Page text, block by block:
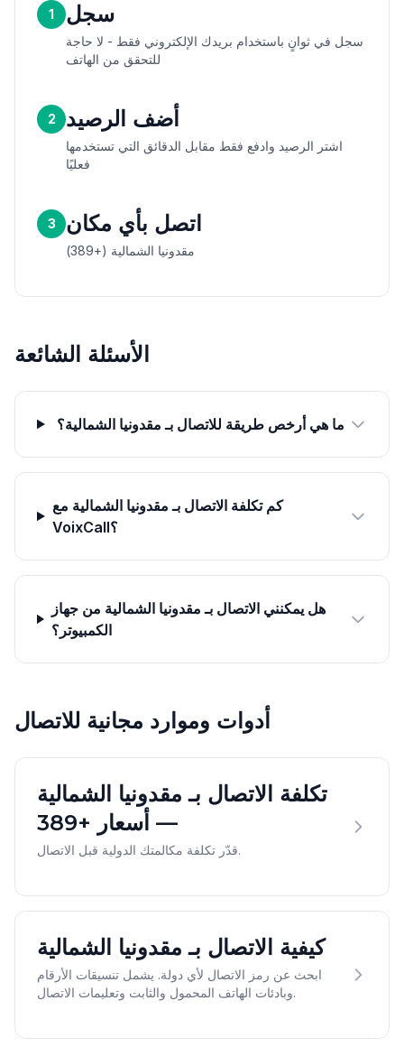
1 سجل
سجل في ثوانٍ باستخدام بريدك الإلكتروني فقط - لا حاجة
للتحقق من الهاتف
2 أضف الرصيد
اشتر الرصيد وادفع فقط مقابل الدقائق التي تستخدمها
فعليًا
3 اتصل بأي مكان
مقدونيا الشمالية (+389)
الأسئلة الشائعة
ما هي أرخص طريقة للاتصال بـ مقدونيا الشمالية؟
كم تكلفة الاتصال بـ مقدونيا الشمالية مع
VoixCall؟
هل يمكنني الاتصال بـ مقدونيا الشمالية من جهاز
الكمبيوتر؟
أدوات وموارد مجانية للاتصال
تكلفة الاتصال بـ مقدونيا الشمالية
— أسعار +389
قدّر تكلفة مكالمتك الدولية قبل الاتصال.
كيفية الاتصال بـ مقدونيا الشمالية
ابحث عن رمز الاتصال لأي دولة. يشمل تنسيقات الأرقام
وبادئات الهاتف المحمول والثابت وتعليمات الاتصال.